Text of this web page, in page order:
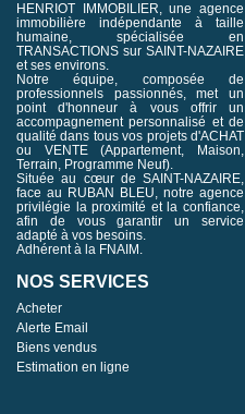
HENRIOT IMMOBILIER, une agence
immobilière indépendante à taille
humaine, spécialisée en
TRANSACTIONS sur SAINT-NAZAIRE
et ses environs.
Notre équipe, composée de
professionnels passionnés, met un
point d'honneur à vous offrir un
accompagnement personnalisé et de
qualité dans tous vos projets d'ACHAT
ou VENTE (Appartement, Maison,
Terrain, Programme Neuf).
Située au cœur de SAINT-NAZAIRE,
face au RUBAN BLEU, notre agence
privilégie la proximité et la confiance,
afin de vous garantir un service
adapté à vos besoins.
Adhérent à la FNAIM.
NOS SERVICES
Acheter
Alerte Email
Biens vendus
Estimation en ligne